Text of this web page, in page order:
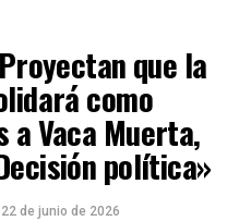
que la
como
Vaca Muerta,
política»
22 de junio de 2026